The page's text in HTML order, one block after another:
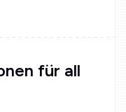
für all